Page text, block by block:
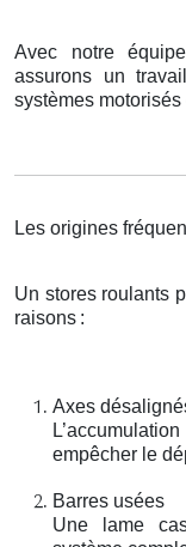
Avec notre
assurons un
systèmes
Les origines
Un stores roulants
raisons :
Axes
empêcher le
Barres usées
Une lame